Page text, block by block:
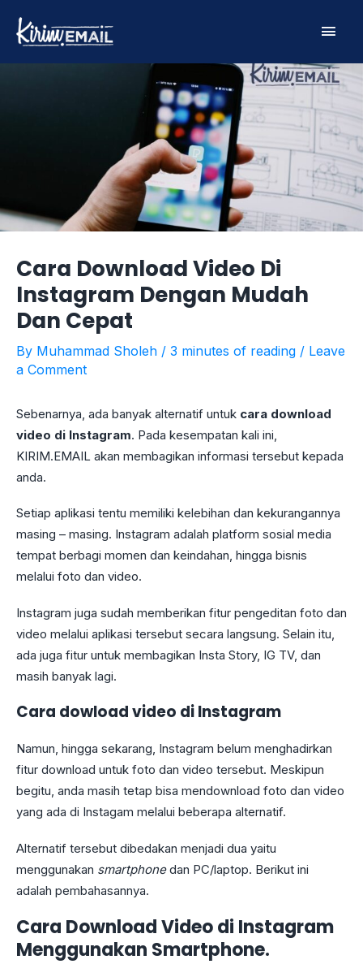
content
Main
Cara Download Video Di
Instagram Dengan Mudah
Dan Cepat
By Muhammad Sholeh / 3 minutes of reading / Leave
a Comment
Sebenarnya, ada banyak alternatif untuk cara download
video di Instagram. Pada kesempatan kali ini,
KIRIM.EMAIL akan membagikan informasi tersebut kepada
anda.
Setiap aplikasi tentu memiliki kelebihan dan kekurangannya
masing – masing. Instagram adalah platform sosial media
tempat berbagi momen dan keindahan, hingga bisnis
melalui foto dan video.
Instagram juga sudah memberikan fitur pengeditan foto dan
video melalui aplikasi tersebut secara langsung. Selain itu,
ada juga fitur untuk membagikan Insta Story, IG TV, dan
masih banyak lagi.
Cara dowload video di Instagram
Namun, hingga sekarang, Instagram belum menghadirkan
fitur download untuk foto dan video tersebut. Meskipun
begitu, anda masih tetap bisa mendownload foto dan video
yang ada di Instagam melalui beberapa alternatif.
Alternatif tersebut dibedakan menjadi dua yaitu
menggunakan smartphonedan PC/laptop. Berikut ini
adalah pembahasannya.
Cara Download Video di Instagram
Menggunakan Smartphone.